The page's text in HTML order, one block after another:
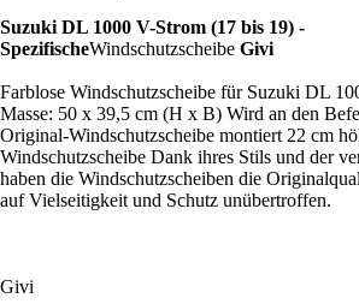
Suzuki DL 1000 V-Strom (17 bis 19) -
SpezifischeWindschutzscheibe Givi
Farblose Windschutzscheibe für Suzuki DL
Masse: 50 x 39,5 cm (H x B) Wird an den
Original-Windschutzscheibe montiert 22 cm
Windschutzscheibe Dank ihres Stils und der
haben die Windschutzscheiben die
auf Vielseitigkeit und Schutz unübertroffen.
Givi